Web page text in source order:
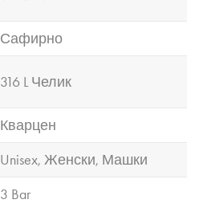
Сафирно
316 L Челик
Кварцен
Unisex, Женски, Машки
3 Bar